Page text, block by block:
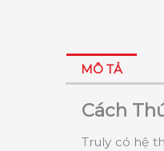
MÔ TẢ
Cách
Truly có hệ